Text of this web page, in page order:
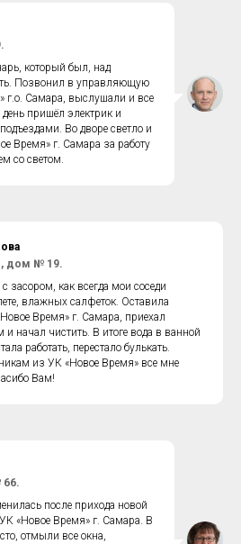
который был, над
Позвонил в управляющую
г.о. Самара, выслушали и все
пришёл электрик и
Во дворе светло и
Время» г. Самара за работу
со светом.
дом № 19.
засором, как всегда мои соседи
влажных салфеток. Оставила
Время» г. Самара, приехал
начал чистить. В итоге вода в ванной
работать, перестало булькать.
из УК «Новое Время» все мне
Вам!
66.
после прихода новой
«Новое Время» г. Самара. В
отмыли все окна,